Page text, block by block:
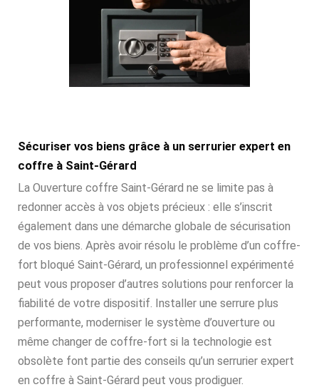
Sécuriser vos biens grâce à un serrurier expert en
coffre à Saint-Gérard
La Ouverture coffre Saint-Gérard ne se limite pas à
redonner accès à vos objets précieux : elle s’inscrit
également dans une démarche globale de sécurisation
de vos biens. Après avoir résolu le problème d’un coffre-
fort bloqué Saint-Gérard, un professionnel expérimenté
peut vous proposer d’autres solutions pour renforcer la
fiabilité de votre dispositif. Installer une serrure plus
performante, moderniser le système d’ouverture ou
même changer de coffre-fort si la technologie est
obsolète font partie des conseils qu’un serrurier expert
en coffre à Saint-Gérard peut vous prodiguer.